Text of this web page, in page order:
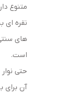
متنوع
نقره ای
های
است.
حتی
آن برای